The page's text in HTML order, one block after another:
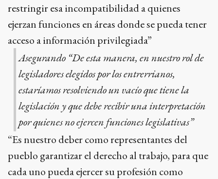
restringir esa incompatibilidad a quienes
ejerzan funciones en áreas donde se pueda tener
acceso a información privilegiada”
Asegurando “De esta manera, en nuestro rol de
legisladores elegidos por los entrerrianos,
estaríamos resolviendo un vacío que tiene la
legislación y que debe recibir una interpretación
por quienes no ejercen funciones legislativas”
“Es nuestro deber como representantes del
pueblo garantizar el derecho al trabajo, para que
cada uno pueda ejercer su profesión como